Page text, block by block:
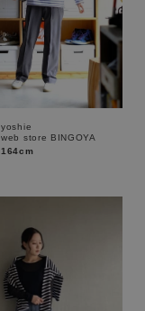
KIDS
yoshie
web store BINGOYA
164cm